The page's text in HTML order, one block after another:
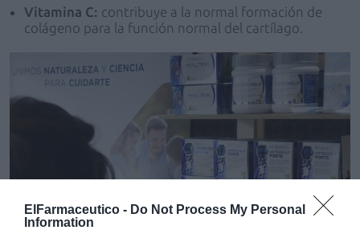
ElFarmaceutico - Do Not Process My Personal
Information
Vitamina C: contribuye a la normal formación de
colágeno para la función normal del cartílago.